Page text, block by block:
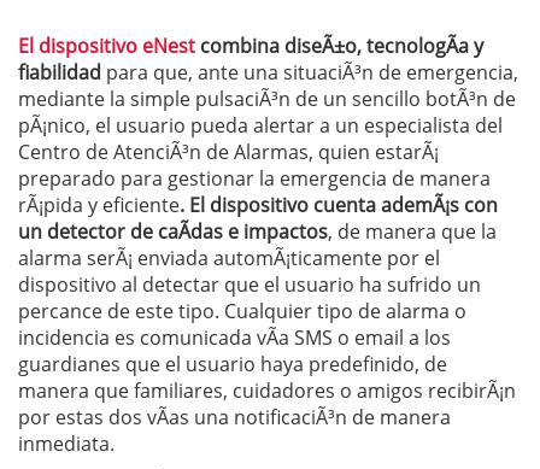
El dispositivo eNest combina diseÃ±o, tecnologÃ­a y
fiabilidad para que, ante una situaciÃ³n de emergencia,
mediante la simple pulsaciÃ³n de un sencillo botÃ³n de
pÃ¡nico, el usuario pueda alertar a un especialista del
Centro de AtenciÃ³n de Alarmas, quien estarÃ¡
preparado para gestionar la emergencia de manera
rÃ¡pida y eficiente. El dispositivo cuenta ademÃ¡s con
un detector de caÃ­das e impactos, de manera que la
alarma serÃ¡ enviada automÃ¡ticamente por el
dispositivo al detectar que el usuario ha sufrido un
percance de este tipo. Cualquier tipo de alarma o
incidencia es comunicada vÃ­a SMS o email a los
guardianes que el usuario haya predefinido, de
manera que familiares, cuidadores o amigos recibirÃ¡n
por estas dos vÃ­as una notificaciÃ³n de manera
inmediata.